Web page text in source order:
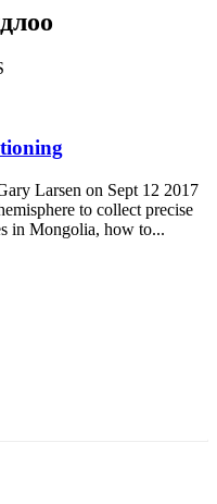
Larsen on Sept 12 2017
to collect precise
in Mongolia, how to...